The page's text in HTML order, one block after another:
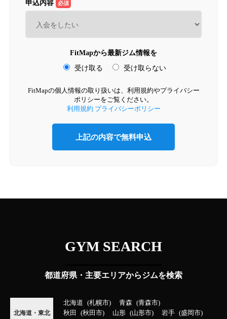
申込内容 必須
FitMapから最新ジム情報を
受け取る
受け取らない
FitMapの個人情報の取り扱いは、利用規約やプライバシー
ポリシーをご覧ください。
利用規約 プライバシーポリシー
GYM SEARCH
都道府県・主要エリアからジムを検索
北海道・東北
北海道 札幌市 青森
青森市
秋田
秋田市 山形 山形市 岩手
盛岡市